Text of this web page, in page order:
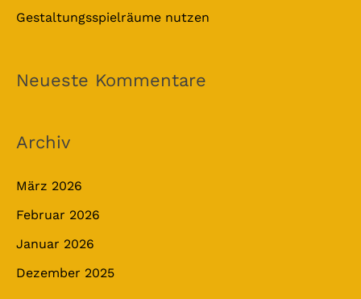
Gestaltungsspielräume nutzen
Neueste Kommentare
Archiv
März 2026
Februar 2026
Januar 2026
Dezember 2025